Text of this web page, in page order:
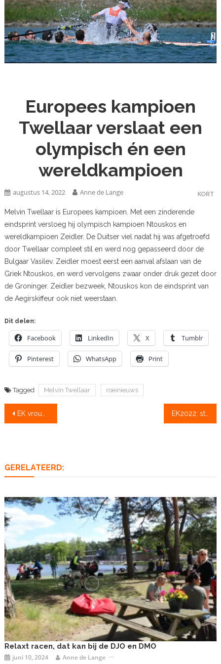
Europees kampioen
Twellaar verslaat een
olympisch én een
wereldkampioen
KORT
augustus 14, 2022 Anne de Lange
Melvin Twellaar is Europees kampioen. Met een zinderende
eindsprint versloeg hij olympisch kampioen Ntouskos en
wereldkampioen Zeidler. De Duitser viel nadat hij was afgetroefd
door Twellaar compleet stil en werd nog gepasseerd door de
Bulgaar Vasilev. Zeidler moest eerst een aanval afslaan van de
Griek Ntouskos, en werd vervolgens zwaar onder druk gezet door
de Groninger. Zeidler bezweek, Ntouskos kon de eindsprint van
de Aegirskiffeur ook niet weerstaan.
Dit delen:
Facebook LinkedIn X Tumblr
Pinterest WhatsApp Print
Tagged Melvin Twellaar roeinieuws
Bericht
EK vrouwen in acht derde EK2022: sterk oranje werk
GERELATEERD:
Relaxt racen, dat kan bij de DJO en DMO
juni 10, 2024 Anne de Lange